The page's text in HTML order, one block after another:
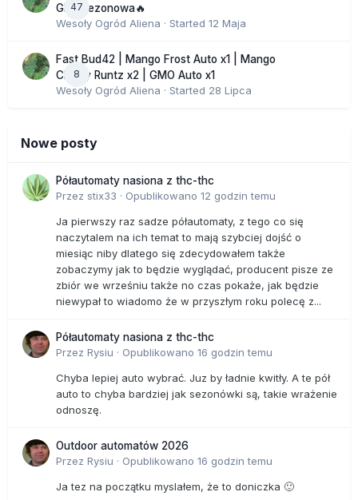
47
GHS sezonowa🔥
Wesoły Ogród Aliena · Started 12 Maja
8
Fast Bud42 | Mango Frost Auto x1 | Mango
Cherry Runtz x2 | GMO Auto x1
Wesoły Ogród Aliena · Started 28 Lipca
Nowe posty
Półautomaty nasiona z thc-thc
Przez stix33 · Opublikowano 12 godzin temu
Ja pierwszy raz sadze półautomaty, z tego co się
naczytalem na ich temat to mają szybciej dojść o
miesiąc niby dlatego się zdecydowałem także
zobaczymy jak to będzie wyglądać, producent pisze ze
zbiór we wrześniu także no czas pokaże, jak będzie
niewypał to wiadomo że w przyszłym roku polecę z...
Półautomaty nasiona z thc-thc
Przez Rysiu · Opublikowano 16 godzin temu
Chyba lepiej auto wybrać. Juz by ładnie kwitły. A te pół
auto to chyba bardziej jak sezonówki są, takie wrażenie
odnoszę.
Outdoor automatów 2026
Przez Rysiu · Opublikowano 16 godzin temu
Ja tez na początku myslałem, że to doniczka 🙂